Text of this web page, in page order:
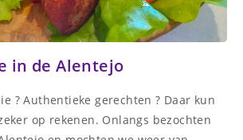
in de Alentejo
? Authentieke gerechten ? Daar kun
op rekenen. Onlangs bezochten